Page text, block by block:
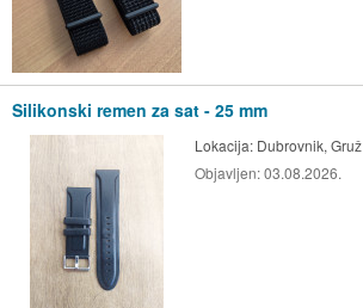
Silikonski remen za sat - 25 mm
Lokacija: Dubrovnik, Gruž
Objavljen:03.08.2026.